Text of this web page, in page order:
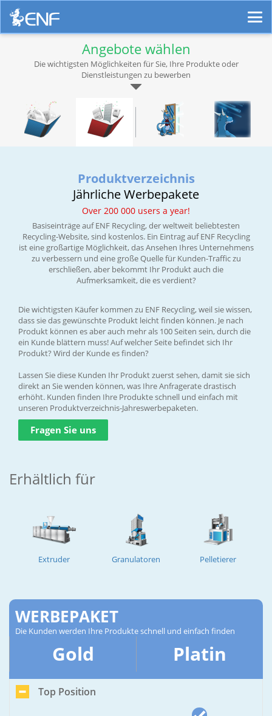
Angebote wählen
Die wichtigsten Möglichkeiten für Sie, Ihre Produkte oder
Dienstleistungen zu bewerben
Produktverzeichnis
Jährliche Werbepakete
Over 200 000 users a year!
Basiseinträge auf ENF Recycling, der weltweit beliebtesten
Recycling-Website, sind kostenlos. Ein Eintrag auf ENF Recycling
ist eine großartige Möglichkeit, das Ansehen Ihres Unternehmens
zu verbessern und eine große Quelle für Kunden-Traffic zu
erschließen, aber bekommt Ihr Produkt auch die
Aufmerksamkeit, die es verdient?
Die wichtigsten Käufer kommen zu ENF Recycling, weil sie wissen,
dass sie das gewünschte Produkt leicht finden können. Je nach
Produkt können es aber auch mehr als 100 Seiten sein, durch die
ein Kunde blättern muss! Auf welcher Seite befindet sich Ihr
Produkt? Wird der Kunde es finden?
Lassen Sie diese Kunden Ihr Produkt zuerst sehen, damit sie sich
direkt an Sie wenden können, was Ihre Anfragerate drastisch
erhöht. Kunden finden Ihre Produkte schnell und einfach mit
unseren Produktverzeichnis-Jahreswerbepaketen.
Fragen Sie uns
Erhältlich für
Extruder Granulatoren Pelletierer
WERBEPAKET
Die Kunden werden Ihre Produkte schnell und einfach finden
Gold Platin
Top Position